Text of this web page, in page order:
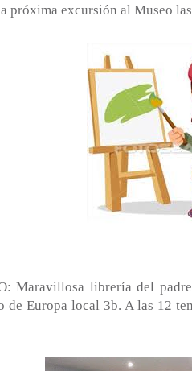
próxima excursión al Museo
Maravillosa librería del
de Europa local 3b. A las 12